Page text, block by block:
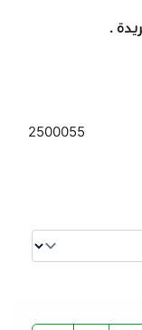
.
2500055